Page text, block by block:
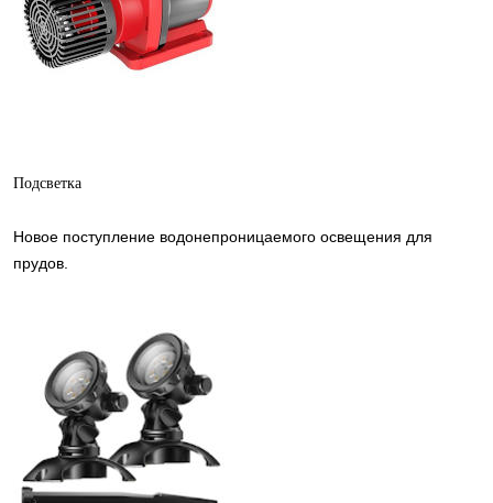
Подсветка
Новое поступление водонепроницаемого освещения для
прудов.